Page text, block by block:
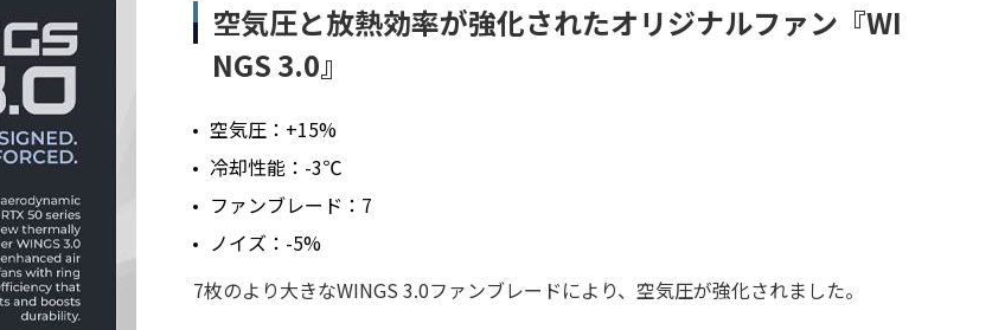
空気圧と放熱効率が強化されたオリジナルファン『WI
NGS 3.0』
空気圧：+15%
冷却性能：-3℃
ファンブレード：7
ノイズ：-5%
7枚のより大きなWINGS 3.0ファンブレードにより、空気圧が強化されました。